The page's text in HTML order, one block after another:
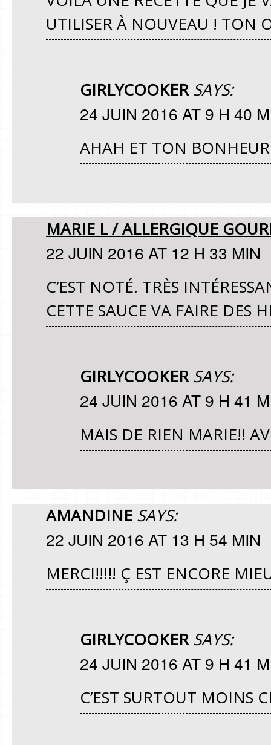
UTILISER À NOUVEAU ! TON
GIRLYCOOKER SAYS:
24 JUIN 2016 AT 9 H 40
AHAH ET TON
MARIE L / ALLERGIQUE
22 JUIN 2016 AT 12 H 33 MIN
C’EST NOTÉ. TRÈS
CETTE SAUCE VA FAIRE DES
GIRLYCOOKER SAYS:
24 JUIN 2016 AT 9 H 41
MAIS DE RIEN MARIE!!
AMANDINE SAYS:
22 JUIN 2016 AT 13 H 54 MIN
MERCI!!!!! Ç EST ENCORE
GIRLYCOOKER SAYS:
24 JUIN 2016 AT 9 H 41
C’EST SURTOUT MOINS